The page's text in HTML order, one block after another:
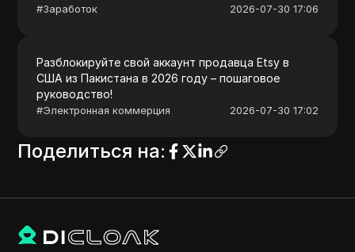
#Заработок 2026-07-30 17:06
Разблокируйте свой аккаунт продавца Etsy в
США из Пакистана в 2026 году – пошаговое
руководство!
#Электронная коммерция 2026-07-30 17:02
Поделиться на: